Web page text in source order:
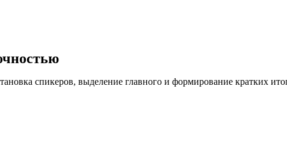
спикеров, выделение главного и формирование кратких